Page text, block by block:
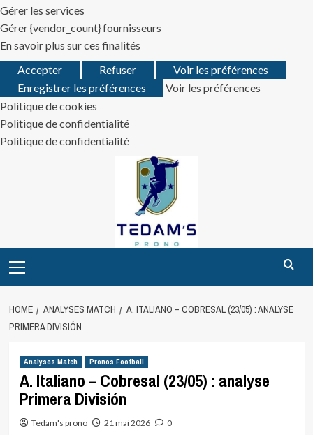
Gérer les services
Gérer {vendor_count} fournisseurs
En savoir plus sur ces finalités
Accepter
Refuser
Voir les préférences
Enregistrer les préférences
Voir les préférences
Politique de cookies
Politique de confidentialité
Politique de confidentialité
Menu
HOME ANALYSES MATCH
A. ITALIANO – COBRESAL (23/05) : ANALYSE
PRIMERA DIVISIÓN
Analyses Match Pronos Football
A. Italiano – Cobresal (23/05) : analyse
Primera División
Tedam's prono 21 mai 2026 0